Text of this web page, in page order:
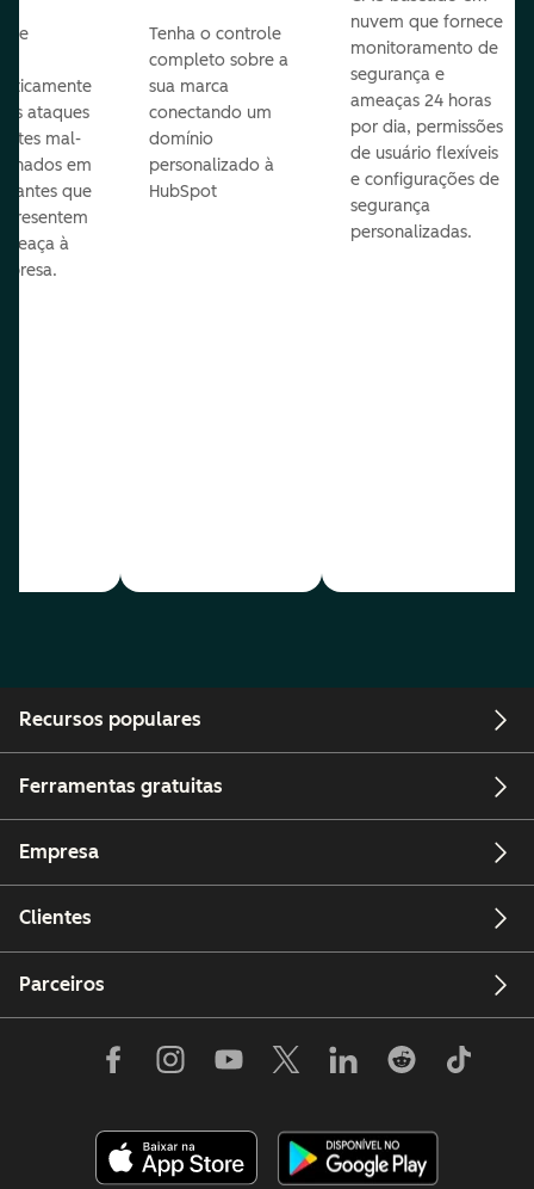
e
ataques
mal-
em
antes que
à
Tenha o controle
completo sobre a
sua marca
conectando um
domínio
personalizado à
HubSpot
nuvem que fornece
monitoramento de
segurança e
ameaças 24 horas
por dia, permissões
de usuário flexíveis
e configurações de
segurança
personalizadas.
Recursos populares
Ferramentas gratuitas
Empresa
Clientes
Parceiros